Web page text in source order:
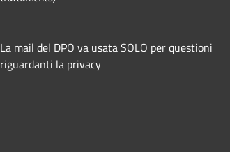
La mail del DPO va usata SOLO per questioni
riguardanti la privacy